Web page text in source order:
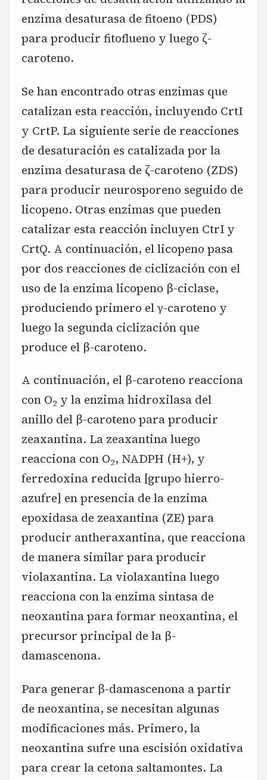
enzima desaturasa de fitoeno (PDS)
para producir fitoflueno y luego ζ-
caroteno.
Se han encontrado otras enzimas que
catalizan esta reacción, incluyendo CrtI
y CrtP. La siguiente serie de reacciones
de desaturación es catalizada por la
enzima desaturasa de ζ-caroteno (ZDS)
para producir neurosporeno seguido de
licopeno. Otras enzimas que pueden
catalizar esta reacción incluyen CtrI y
CrtQ. A continuación, el licopeno pasa
por dos reacciones de ciclización con el
uso de la enzima licopeno β-ciclase,
produciendo primero el γ-caroteno y
luego la segunda ciclización que
produce el β-caroteno.
A continuación, el β-caroteno reacciona
con O2 y la enzima hidroxilasa del
anillo del β-caroteno para producir
zeaxantina. La zeaxantina luego
reacciona con O2, NADPH (H+), y
ferredoxina reducida [grupo hierro-
azufre] en presencia de la enzima
epoxidasa de zeaxantina (ZE) para
producir antheraxantina, que reacciona
de manera similar para producir
violaxantina. La violaxantina luego
reacciona con la enzima sintasa de
neoxantina para formar neoxantina, el
precursor principal de la β-
damascenona.
Para generar β-damascenona a partir
de neoxantina, se necesitan algunas
modificaciones más. Primero, la
neoxantina sufre una escisión oxidativa
para crear la cetona saltamontes. La